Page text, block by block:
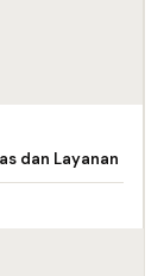
dan Layanan